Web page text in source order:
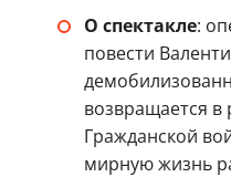
О спектакле:
повести
возвращается в
Гражданской
мирную жизнь